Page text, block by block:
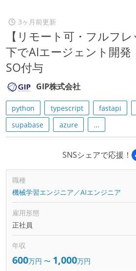
3ヶ月前更新
【リモート可・フルフ
下でAIエージェント開発
SO付与
GIP株式会社
python typescript fastapi
supabase
azure ...
SNSシェアで応援！
職種
機械学習エンジニア／AIエンジニア
雇用形態
正社員
年収
600万円 〜 1,000万円